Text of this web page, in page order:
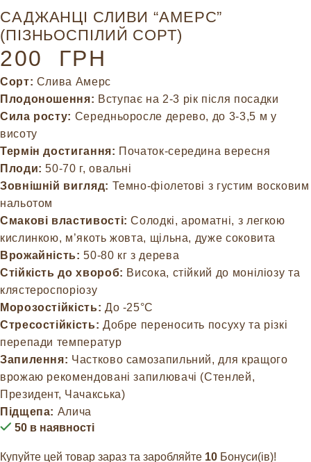
САДЖАНЦІ СЛИВИ “АМЕРС”
(ПІЗНЬОСПІЛИЙ СОРТ)
200 ГРН
Сорт: Слива Амерс
Плодоношення: Вступає на 2-3 рік після посадки
Сила росту: Середньоросле дерево, до 3-3,5 м у
висоту
Термін достигання: Початок-середина вересня
Плоди: 50-70 г, овальні
Зовнішній вигляд: Темно-фіолетові з густим восковим
нальотом
Смакові властивості: Солодкі, ароматні, з легкою
кислинкою, м’якоть жовта, щільна, дуже соковита
Врожайність: 50-80 кг з дерева
Стійкість до хвороб: Висока, стійкий до моніліозу та
клястероспоріозу
Морозостійкість: До -25°C
Стресостійкість: Добре переносить посуху та різкі
перепади температур
Запилення: Частково самозапильний, для кращого
врожаю рекомендовані запилювачі (Стенлей,
Президент, Чачакська)
Підщепа: Алича
50 в наявності
Купуйте цей товар зараз та заробляйте 10 Бонуси(ів)!